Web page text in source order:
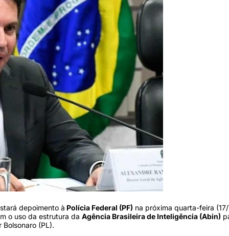
depoimento à Polícia Federal (PF) na próxima quarta-feira
o uso da estrutura da Agência Brasileira de Inteligência (Abin)
(PL).